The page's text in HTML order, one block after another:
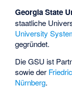
Georgia State
staatliche
University
gegründet.
Die GSU ist
sowie der
Nürnberg.